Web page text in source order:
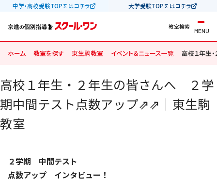
中学・高校受験TOP∑はコチラ 大学受験TOP∑はコチラ
教室検索
MENU
ホーム 教室を探す 東生駒教室 イベント＆ニュース一覧 高校１年生
高校１年生・２年生の皆さんへ ２学
期中間テスト点数アップ⇗⇗｜東生駒
教室
２学期 中間テスト
点数アップ インタビュー！